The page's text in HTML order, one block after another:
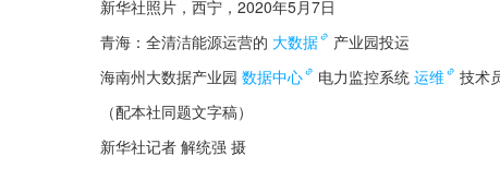
新华社照片，西宁，2020年5月7日
青海：全清洁能源运营的 大数据
产业园投运
海南州大数据产业园 数据中心 电力监控系统 运维
技术
（配本社同题文字稿）
新华社记者 解统强 摄